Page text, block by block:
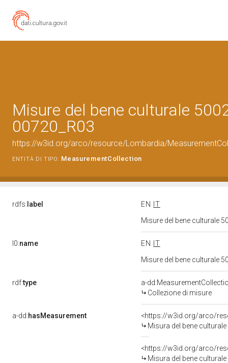
Misure del bene culturale
00720_R03
https://w3id.org/arco/resource/Lombardia/
ENTITÀ DI TIPO: MeasurementCollection
rdfs: label EN
IT
Misure del bene culturale
l0:name EN
IT
Misure del bene culturale
rdf:type
a-
Collezione di misure
a-dd:hasMeasurement
<https://w3id.org/arco/
Misura del bene
<https://w3id.org/arco/
Misura del bene